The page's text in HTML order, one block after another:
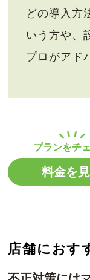
どの導入方
いう方や、
プロがアド
料金を
店舗におす